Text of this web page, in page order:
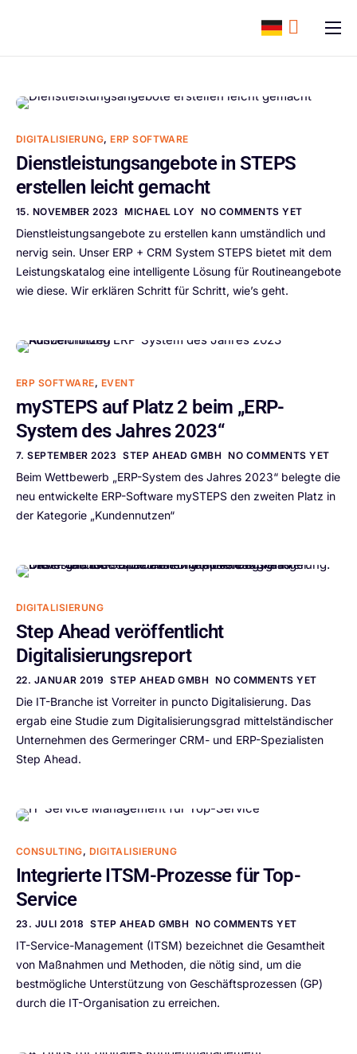
ERP Software
Karriere
Unternehmen
DIGITALISIERUNG,ERP SOFTWARE
Dienstleistungsangebote in STEPS
erstellen leicht gemacht
15. NOVEMBER 2023 MICHAEL LOY NO COMMENTS YET
Dienstleistungsangebote zu erstellen kann umständlich und
nervig sein. Unser ERP + CRM System STEPS bietet mit dem
Leistungskatalog eine intelligente Lösung für Routineangebote
wie diese. Wir erklären Schritt für Schritt, wie’s geht.
ERP SOFTWARE, EVENT
mySTEPS auf Platz 2 beim „ERP-
System des Jahres 2023“
7. SEPTEMBER 2023 STEP AHEAD GMBH NO COMMENTS YET
Beim Wettbewerb „ERP-System des Jahres 2023“ belegte die
neu entwickelte ERP-Software mySTEPS den zweiten Platz in
der Kategorie „Kundennutzen“
DIGITALISIERUNG
Step Ahead veröffentlicht
Digitalisierungsreport
22. JANUAR 2019 STEP AHEAD GMBH NO COMMENTS YET
Die IT-Branche ist Vorreiter in puncto Digitalisierung. Das
ergab eine Studie zum Digitalisierungsgrad mittelständischer
Unternehmen des Germeringer CRM- und ERP-Spezialisten
Step Ahead.
CONSULTING, DIGITALISIERUNG
Integrierte ITSM-Prozesse für Top-
Service
23. JULI 2018 STEP AHEAD GMBH NO COMMENTS YET
IT-Service-Management (ITSM) bezeichnet die Gesamtheit
von Maßnahmen und Methoden, die nötig sind, um die
bestmögliche Unterstützung von Geschäftsprozessen (GP)
durch die IT-Organisation zu erreichen.